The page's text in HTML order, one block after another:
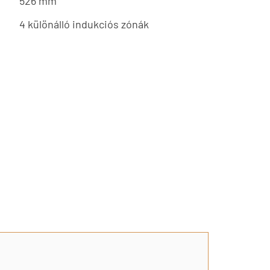
4 különálló indukciós zónák